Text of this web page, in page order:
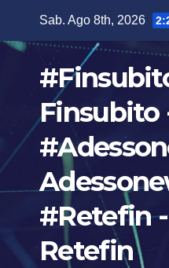
Sab. Ago 8th, 2026
Finsubito
#Retefin -
Retefin